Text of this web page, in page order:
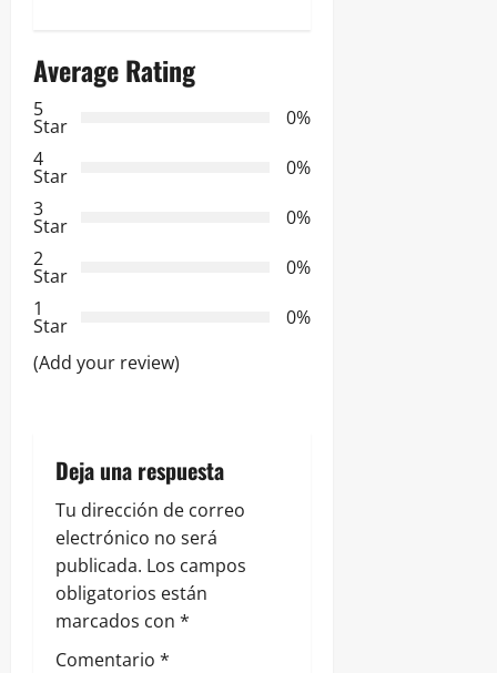
i
ó
n
e
n
a
d
a
s
Average Rating
5
Star
0%
4
Star
0%
3
Star
0%
2
Star
0%
1
Star
0%
(Add your review)
Deja una respuesta
Tu dirección de correo
electrónico no será
publicada. Los campos
obligatorios están
marcados con *
Comentario *